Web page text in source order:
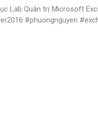
Lab Quản trị Microsoft
#phuongnguyen